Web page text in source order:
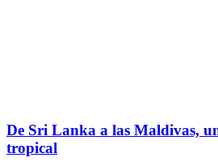
De Sri Lanka a las Maldivas,
tropical